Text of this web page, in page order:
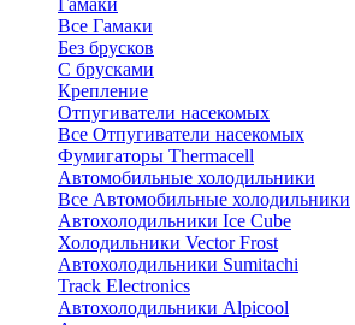
Гамаки
Все Гамаки
Без брусков
С брусками
Крепление
Отпугиватели насекомых
Все Отпугиватели насекомых
Фумигаторы Thermacell
Автомобильные холодильники
Все Автомобильные холодильники
Автохолодильники Ice Cube
Холодильники Vector Frost
Автохолодильники Sumitachi
Track Electronics
Автохолодильники Alpicool